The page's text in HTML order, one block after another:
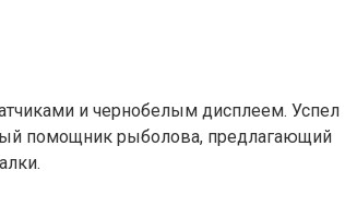
и чернобелым дисплеем. Успел
помощник рыболова, предлагающий